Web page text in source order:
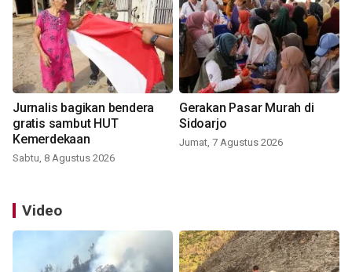
Jurnalis bagikan bendera
gratis sambut HUT
Kemerdekaan
Sabtu, 8 Agustus 2026
Gerakan Pasar Murah di
Sidoarjo
Jumat, 7 Agustus 2026
Video